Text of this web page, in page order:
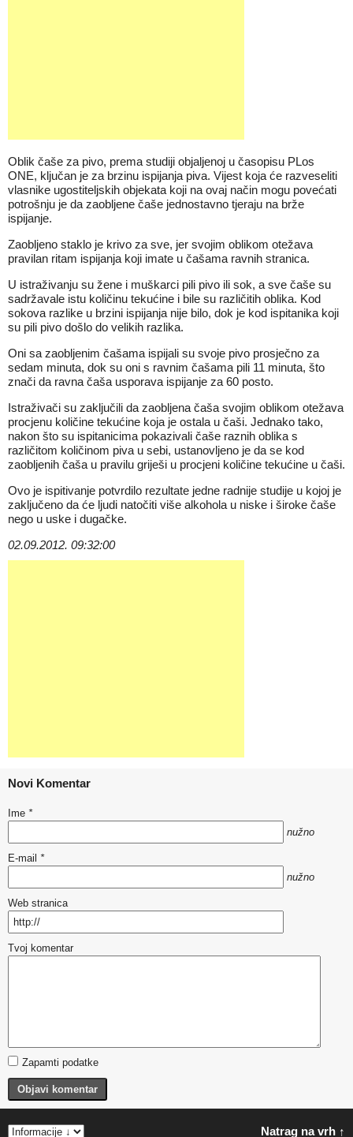
Oblik čaše za pivo, prema studiji objaljenoj u časopisu PLos
ONE, ključan je za brzinu ispijanja piva. Vijest koja će razveseliti
vlasnike ugostiteljskih objekata koji na ovaj način mogu povećati
potrošnju je da zaobljene čaše jednostavno tjeraju na brže
ispijanje.
Zaobljeno staklo je krivo za sve, jer svojim oblikom otežava
pravilan ritam ispijanja koji imate u čašama ravnih stranica.
U istraživanju su žene i muškarci pili pivo ili sok, a sve čaše su
sadržavale istu količinu tekućine i bile su različitih oblika. Kod
sokova razlike u brzini ispijanja nije bilo, dok je kod ispitanika koji
su pili pivo došlo do velikih razlika.
Oni sa zaobljenim čašama ispijali su svoje pivo prosječno za
sedam minuta, dok su oni s ravnim čašama pili 11 minuta, što
znači da ravna čaša usporava ispijanje za 60 posto.
Istraživači su zaključili da zaobljena čaša svojim oblikom otežava
procjenu količine tekućine koja je ostala u čaši. Jednako tako,
nakon što su ispitanicima pokazivali čaše raznih oblika s
različitom količinom piva u sebi, ustanovljeno je da se kod
zaobljenih čaša u pravilu griješi u procjeni količine tekućine u čaši.
Ovo je ispitivanje potvrdilo rezultate jedne radnije studije u kojoj je
zaključeno da će ljudi natočiti više alkohola u niske i široke čaše
nego u uske i dugačke.
02.09.2012. 09:32:00
Novi Komentar
Ime *
nužno
E-mail *
nužno
Web stranica
Tvoj komentar
Zapamti podatke
Objavi komentar
Natrag na vrh ↑